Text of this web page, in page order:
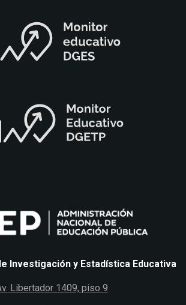
Investigación y Estadística Educativa
Libertador 1409, piso 9